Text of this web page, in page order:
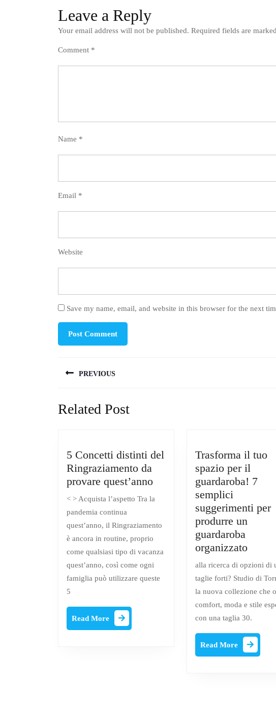
Leave a Reply
Your email address will not be published. Required fields are marked
Comment *
Name *
Email *
Website
Save my name, email, and website in this browser for the next
navigation
PREVIOUS
post:
Related Post
5 Concetti distinti del
Ringraziamento da
provare quest’anno5
del
Ringraziamento
provare
quest’anno
< > Acquista l’aspetto Tra la
pandemia continua
quest’anno, il Ringraziamento
è ancora in routine, proprio
come qualsiasi tipo di vacanza
quest’anno, così come ogni
famiglia può utilizzare queste
5
Read More
More
Trasforma il tuo
spazio per il
guardaroba! 7
semplici
suggerimenti per
produrre un
guardaroba
organizzato
il
tuo
spazio
per
il
7
alla ricerca di opzioni di
taglie forti? Studio di
la nuova collezione che
comfort, moda e stile
con una taglia 30.
Read More
More